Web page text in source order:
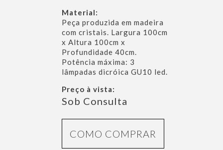
Material:
Peça produzida em madeira
com cristais. Largura 100cm
x Altura 100cm x
Profundidade 40cm.
Potência máxima: 3
lâmpadas dicróica GU10 led.
Preço à vista:
Sob Consulta
COMO COMPRAR